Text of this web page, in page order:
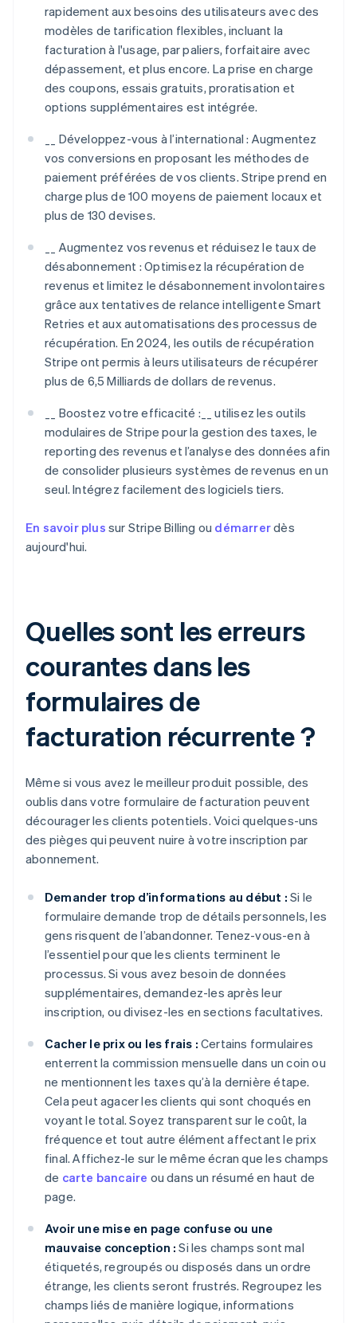
rapidement aux besoins des utilisateurs avec des
modèles de tarification flexibles, incluant la
facturation à l'usage, par paliers, forfaitaire avec
dépassement, et plus encore. La prise en charge
des coupons, essais gratuits, proratisation et
options supplémentaires est intégrée.
__ Développez-vous à l’international : Augmentez
vos conversions en proposant les méthodes de
paiement préférées de vos clients. Stripe prend en
charge plus de 100 moyens de paiement locaux et
plus de 130 devises.
__ Augmentez vos revenus et réduisez le taux de
désabonnement : Optimisez la récupération de
revenus et limitez le désabonnement involontaires
grâce aux tentatives de relance intelligente Smart
Retries et aux automatisations des processus de
récupération. En 2024, les outils de récupération
Stripe ont permis à leurs utilisateurs de récupérer
plus de 6,5 Milliards de dollars de revenus.
__ Boostez votre efficacité :__ utilisez les outils
modulaires de Stripe pour la gestion des taxes, le
reporting des revenus et l’analyse des données afin
de consolider plusieurs systèmes de revenus en un
seul. Intégrez facilement des logiciels tiers.
En savoir plus sur Stripe Billing ou démarrerdès
aujourd'hui.
Quelles sont les erreurs
courantes dans les
formulaires de
facturation récurrente ?
Même si vous avez le meilleur produit possible, des
oublis dans votre formulaire de facturation peuvent
décourager les clients potentiels. Voici quelques-uns
des pièges qui peuvent nuire à votre inscription par
abonnement.
Demander trop d’informations au début : Si le
formulaire demande trop de détails personnels, les
gens risquent de l’abandonner. Tenez-vous-en à
l’essentiel pour que les clients terminent le
processus. Si vous avez besoin de données
supplémentaires, demandez-les après leur
inscription, ou divisez-les en sections facultatives.
Cacher le prix ou les frais : Certains formulaires
enterrent la commission mensuelle dans un coin ou
ne mentionnent les taxes qu’à la dernière étape.
Cela peut agacer les clients qui sont choqués en
voyant le total. Soyez transparent sur le coût, la
fréquence et tout autre élément affectant le prix
final. Affichez-le sur le même écran que les champs
de carte bancaire ou dans un résumé en haut de
page.
Avoir une mise en page confuse ou une
mauvaise conception : Si les champs sont mal
étiquetés, regroupés ou disposés dans un ordre
étrange, les clients seront frustrés. Regroupez les
champs liés de manière logique, informations